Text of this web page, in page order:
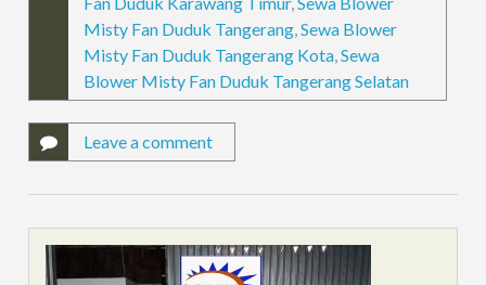
Misty Fan Duduk Tangerang,Sewa Blower
Misty Fan Duduk Tangerang Kota,Sewa
Blower Misty Fan Duduk Tangerang Selatan
Leave a comment